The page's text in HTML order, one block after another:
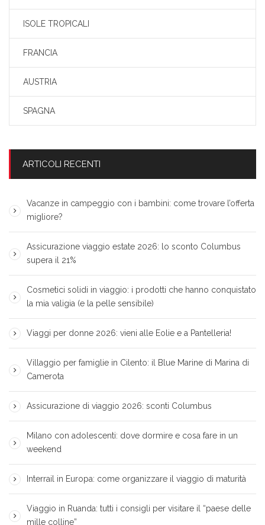
ISOLE TROPICALI
FRANCIA
AUSTRIA
SPAGNA
ARTICOLI RECENTI
Vacanze in campeggio con i bambini: come trovare l’offerta
migliore?
Assicurazione viaggio estate 2026: lo sconto Columbus
supera il 21%
Cosmetici solidi in viaggio: i prodotti che hanno conquistato
la mia valigia (e la pelle sensibile)
Viaggi per donne 2026: vieni alle Eolie e a Pantelleria!
Villaggio per famiglie in Cilento: il Blue Marine di Marina di
Camerota
Assicurazione di viaggio 2026: sconti Columbus
Milano con adolescenti: dove dormire e cosa fare in un
weekend
Interrail in Europa: come organizzare il viaggio di maturità
Viaggio in Ruanda: tutti i consigli per visitare il “paese delle
mille colline”